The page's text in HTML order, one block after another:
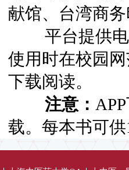
献馆、台湾商
平台提供电
使用时在校园
下载阅读。
注意：
载。每本书可